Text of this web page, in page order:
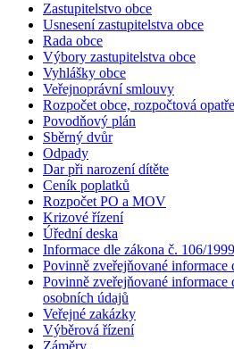
Zastupitelstvo obce
Usnesení zastupitelstva obce
Rada obce
Výbory zastupitelstva obce
Vyhlášky obce
Veřejnoprávní smlouvy
Rozpočet obce, rozpočtová
Povodňový plán
Sběrný dvůr
Odpady
Dar při narození dítěte
Ceník poplatků
Rozpočet PO a MOV
Krizové řízení
Úřední deska
Informace dle zákona č. 106/
Povinně zveřejňované
Povinně zveřejňované informace
osobních údajů
Veřejné zakázky
Výběrová řízení